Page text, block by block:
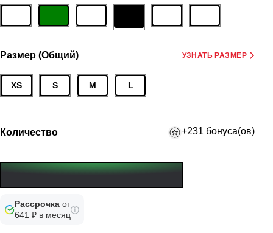
Размер (Общий) УЗНАТЬ РАЗМЕР
XS S M L
Количество +231 бонуса(ов)
Рассрочка от
641 ₽ в месяц